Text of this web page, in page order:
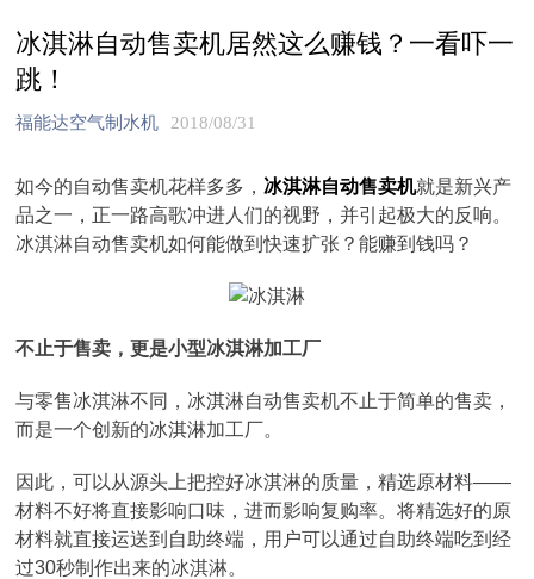
冰淇淋自动售卖机居然这么赚钱？一看吓一
跳！
福能达空气制水机 2018/08/31
如今的自动售卖机花样多多， 冰淇淋自动售卖机就是新兴产
品之一，正一路高歌冲进人们的视野，并引起极大的反响。
冰淇淋自动售卖机如何能做到快速扩张？能赚到钱吗？
不止于售卖，更是小型冰淇淋加工厂
与零售冰淇淋不同，冰淇淋自动售卖机不止于简单的售卖，
而是一个创新的冰淇淋加工厂。
因此，可以从源头上把控好冰淇淋的质量，精选原材料——
材料不好将直接影响口味，进而影响复购率。将精选好的原
材料就直接运送到自助终端，用户可以通过自助终端吃到经
过30秒制作出来的冰淇淋。